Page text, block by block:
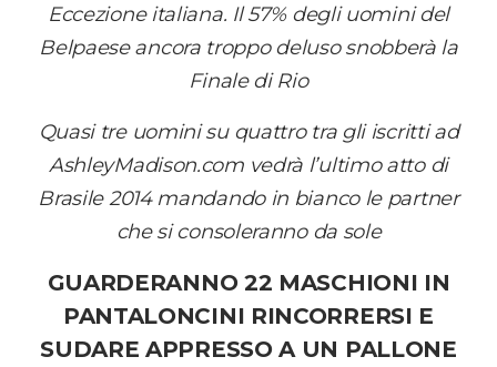
Eccezione italiana. Il 57% degli uomini del
Belpaese ancora troppo deluso snobberà la
Finale di Rio
Quasi tre uomini su quattro tra gli iscritti ad
AshleyMadison.com vedrà l’ultimo atto di
Brasile 2014 mandando in bianco le partner
che si consoleranno da sole
GUARDERANNO 22 MASCHIONI IN
PANTALONCINI RINCORRERSI E
SUDARE APPRESSO A UN PALLONE